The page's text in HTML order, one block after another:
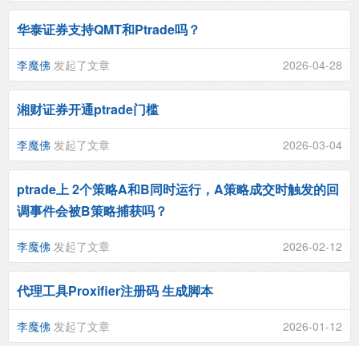
华泰证券支持QMT和Ptrade吗？
李魔佛 发起了文章 2026-04-28
湘财证券开通ptrade门槛
李魔佛 发起了文章 2026-03-04
ptrade上 2个策略A和B同时运行，A策略成交时触发的回
调事件会被B策略捕获吗？
李魔佛 发起了文章 2026-02-12
代理工具Proxifier注册码 生成脚本
李魔佛 发起了文章 2026-01-12